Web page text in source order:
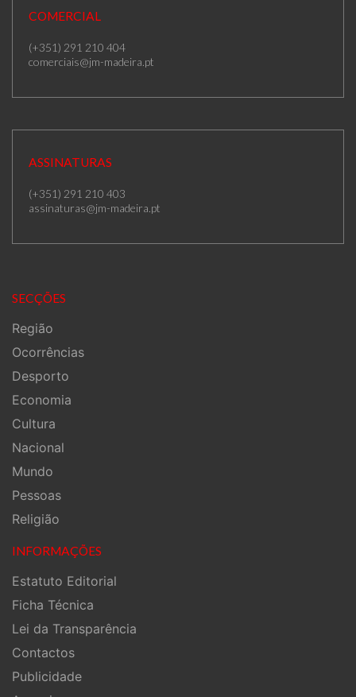
COMERCIAL
(+351) 291 210 404
comerciais@jm-madeira.pt
ASSINATURAS
(+351) 291 210 403
assinaturas@jm-madeira.pt
SECÇÕES
Região
Ocorrências
Desporto
Economia
Cultura
Nacional
Mundo
Pessoas
Religião
INFORMAÇÕES
Estatuto Editorial
Ficha Técnica
Lei da Transparência
Contactos
Publicidade